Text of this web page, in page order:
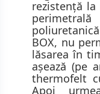
rezistenţă la
BOX, nu
lăsarea în
aşează (pe
thermofelt
Apoi